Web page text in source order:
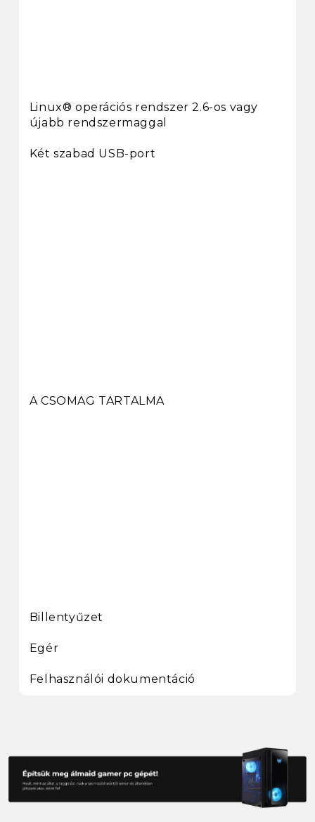
Linux® operációs rendszer 2.6-os vagy
újabb rendszermaggal
Két szabad USB-port
A CSOMAG TARTALMA
Billentyűzet
Egér
Felhasználói dokumentáció